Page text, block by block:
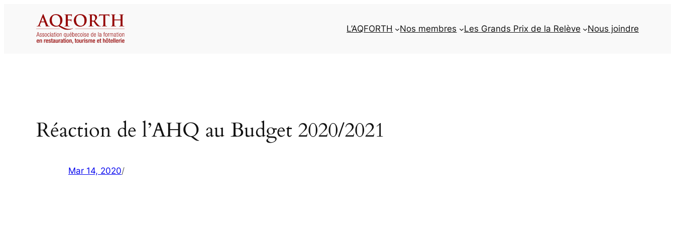
L’AQFORTH Nos membres Les Grands Prix de la Relève Nous joindre
Réaction de l’AHQ au Budget 2020/2021
Mar 14, 2020/